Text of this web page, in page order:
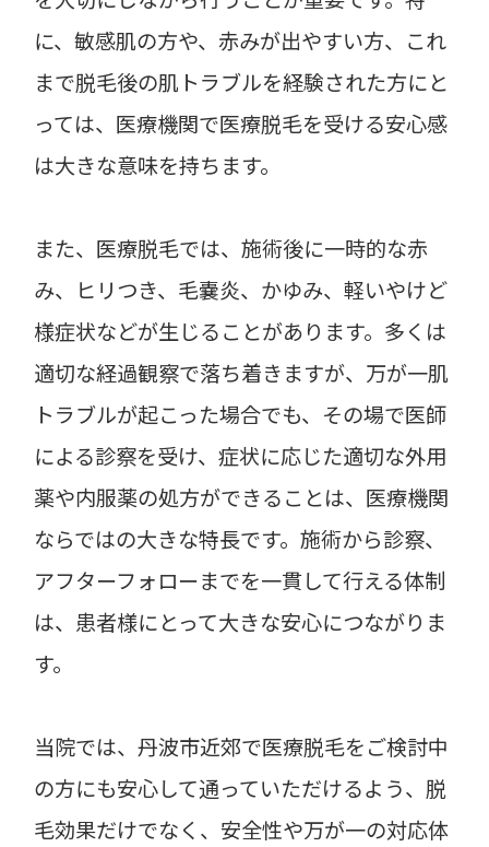
に、敏感肌の方や、赤みが出やすい方、これ
まで脱毛後の肌トラブルを経験された方にと
っては、医療機関で医療脱毛を受ける安心感
は大きな意味を持ちます。
また、医療脱毛では、施術後に一時的な赤
み、ヒリつき、毛嚢炎、かゆみ、軽いやけど
様症状などが生じることがあります。多くは
適切な経過観察で落ち着きますが、万が一肌
トラブルが起こった場合でも、その場で医師
による診察を受け、症状に応じた適切な外用
薬や内服薬の処方ができることは、医療機関
ならではの大きな特長です。施術から診察、
アフターフォローまでを一貫して行える体制
は、患者様にとって大きな安心につながりま
す。
当院では、丹波市近郊で医療脱毛をご検討中
の方にも安心して通っていただけるよう、脱
毛効果だけでなく、安全性や万が一の対応体